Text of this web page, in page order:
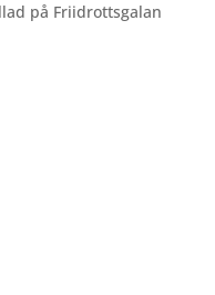
på Friidrottsgalan